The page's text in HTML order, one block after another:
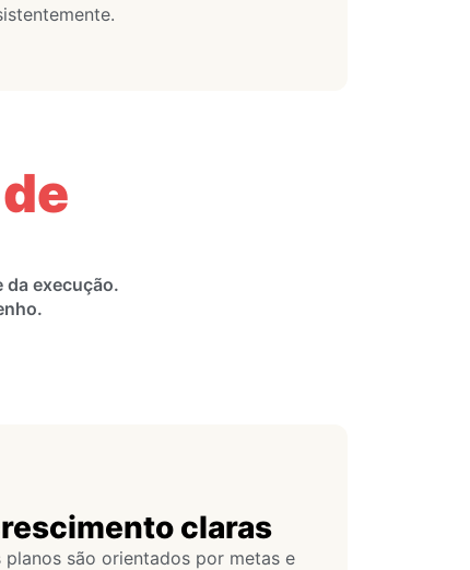
da execução.
claras
planos são orientados por metas e